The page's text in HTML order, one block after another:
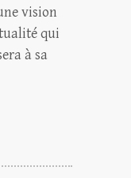
vision
qui
à sa